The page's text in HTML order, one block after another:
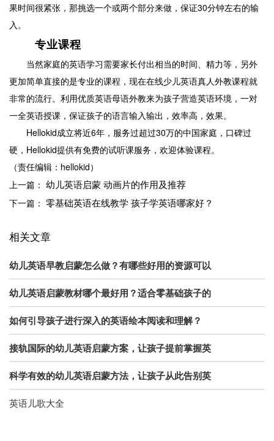
果时间很紧张，那挑选一个或两个部分来做，保证30分钟左右的输
入。
专业课程
当然家庭的英语学习需要家长付出相当的时间、精力等，另外
更加简单直接的是专业的课程，现在在线少儿英语真人外教课程就
非常的流行。利用优质英语母语外教来为孩子营造英语环境，一对
一全英语授课，保证孩子的语言输入输出，效率高，效果。
Hellokid成立将近6年，服务过超过30万的中国家庭，口碑过
硬，Hellokid提供有免费的试听课服务，欢迎体验课程。
（责任编辑：hellokid）
上一篇： 幼儿英语启蒙 动画片的作用及推荐
下一篇： 零基础英语在线教学 孩子学英语哪家好？
相关文章
幼儿英语早教启蒙怎么做？有哪些好用的资源可以
幼儿英语启蒙教材哪个最好用？适合零基础孩子的
如何引导孩子进行深入的英语绘本阅读和理解？
接轨国际的幼儿英语启蒙方案，让孩子提前掌握英
科学有效的幼儿英语启蒙方法，让孩子从此告别英
英语儿歌大全